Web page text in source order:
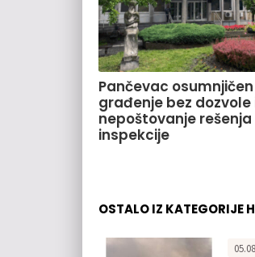
Pančevac
građenje bez dozvole
nepoštovanje rešenja
inspekcije
OSTALO IZ KATEGORIJE